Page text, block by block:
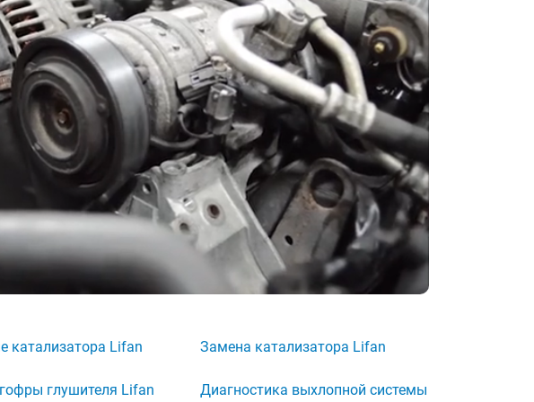
катализатора Lifan Замена катализатора Lifan
глушителя Lifan Диагностика выхлопной системы